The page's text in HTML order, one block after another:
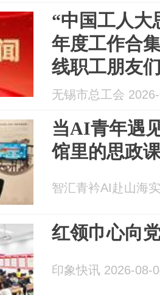
“中国工人大
年度工作合
线职工朋友
无锡市总工会
当AI青年遇
馆里的思政
智汇青衿AI赴山海
红领巾心向
印象快讯 2026-08-